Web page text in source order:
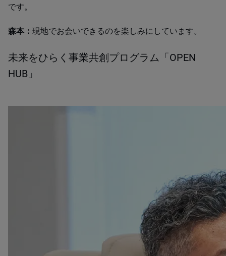
です。
森本： 現地でお会いできるのを楽しみにしています。
未来をひらく事業共創プログラム「OPEN
HUB」